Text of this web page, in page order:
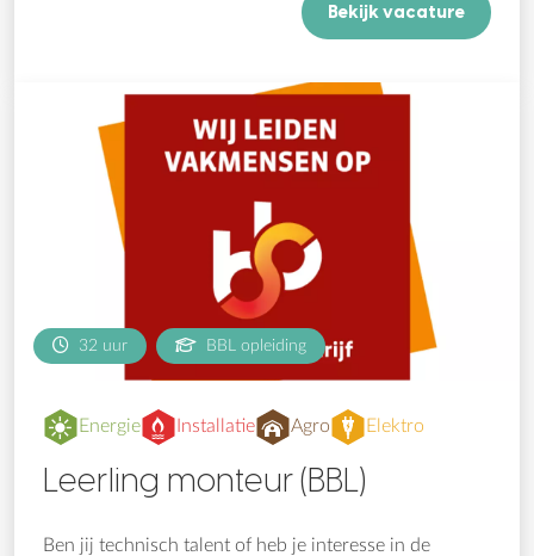
Bekijk vacature
32 uur BBL opleiding
Energie Installatie Agro Elektro
Leerling monteur (BBL)
Ben jij technisch talent of heb je interesse in de